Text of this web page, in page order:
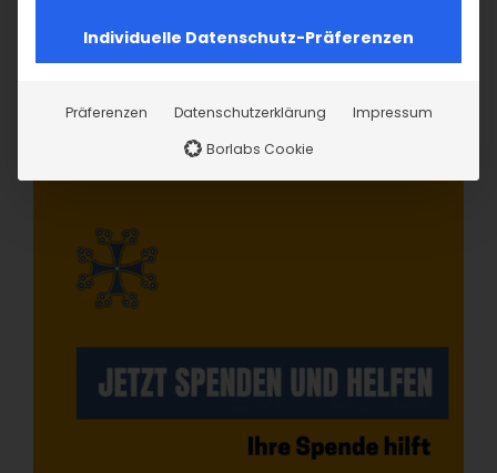
Individuelle Datenschutz-Präferenzen
Präferenzen Datenschutzerklärung
Impressum
Borlabs Cookie